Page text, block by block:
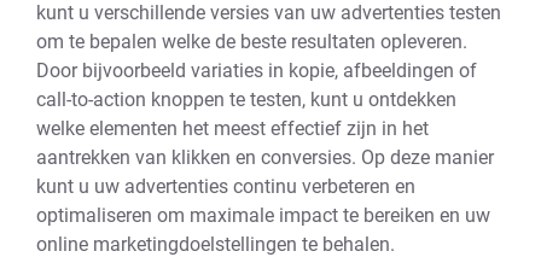
kunt u verschillende versies van uw advertenties testen
om te bepalen welke de beste resultaten opleveren.
Door bijvoorbeeld variaties in kopie, afbeeldingen of
call-to-action knoppen te testen, kunt u ontdekken
welke elementen het meest effectief zijn in het
aantrekken van klikken en conversies. Op deze manier
kunt u uw advertenties continu verbeteren en
optimaliseren om maximale impact te bereiken en uw
online marketingdoelstellingen te behalen.